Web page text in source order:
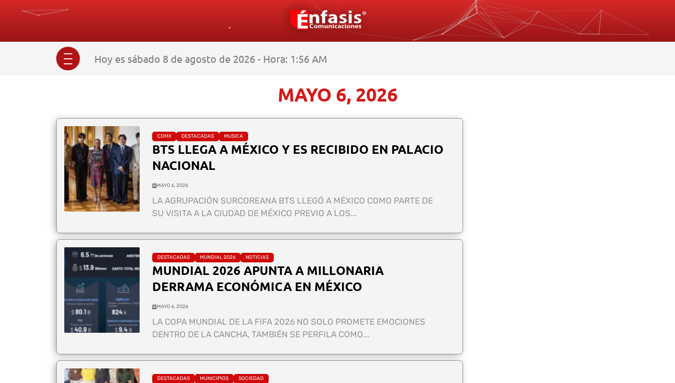
Hoy es sábado 8 de agosto de 2026 - Hora: 1:56 AM
MAYO 6, 2026
CDMX DESTACADAS MUSICA
BTS LLEGA A MÉXICO Y ES RECIBIDO EN PALACIO
NACIONAL
MAYO 6, 2026
LA AGRUPACIÓN SURCOREANA BTS LLEGÓ A MÉXICO COMO PARTE DE
SU VISITA A LA CIUDAD DE MÉXICO PREVIO A LOS...
DESTACADAS MUNDIAL 2026 NOTICIAS
MUNDIAL 2026 APUNTA A MILLONARIA
DERRAMA ECONÓMICA EN MÉXICO
MAYO 6, 2026
LA COPA MUNDIAL DE LA FIFA 2026 NO SOLO PROMETE EMOCIONES
DENTRO DE LA CANCHA, TAMBIÉN SE PERFILA COMO...
DESTACADAS MUNICIPIOS SOCIEDAD